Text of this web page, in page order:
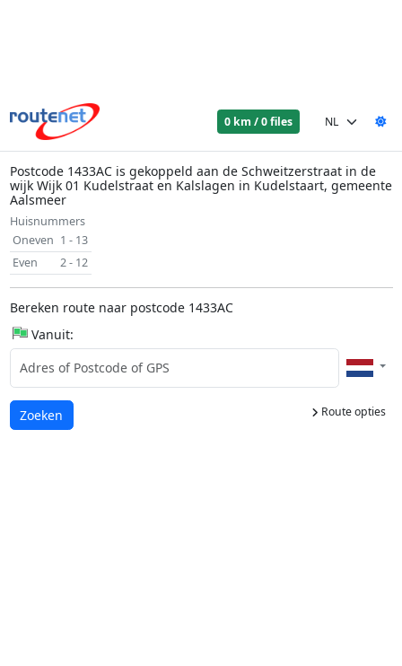
0 km / 0 files
Postcode 1433AC is gekoppeld aan de Schweitzerstraat in de
wijk Wijk 01 Kudelstraat en Kalslagen in Kudelstaart, gemeente
Aalsmeer
Huisnummers
Oneven 1 - 13
Even
2 - 12
Bereken route naar postcode 1433AC
Vanuit:
Route opties
Laden...
Zoeken